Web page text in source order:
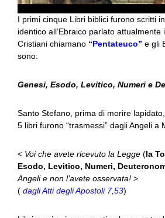
I primi cinque Libri biblici furono scritti
identico all’Ebraico parlato
Cristiani chiamano “Pentateuco” e gli
sono:
Genesi, Esodo, Levitico, Numeri e
Santo Stefano, prima di morire
5 libri furono “trasmessi” dagli Angeli a
< Voi che avete ricevuto la Legge (la
Esodo, Levitico, Numeri,
Angeli e non l’avete osservata! >
( dagli Atti degli Apostoli 7,53)